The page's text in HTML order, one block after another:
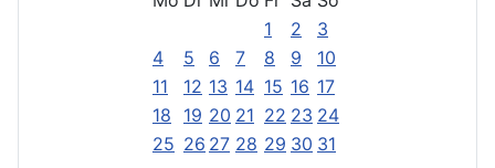
1
2
3
4
5 6 7 8 9
10
11
12 13 14 15 16 17
18
19 20 21 22 23 24
25 26 27 28 29 30 31